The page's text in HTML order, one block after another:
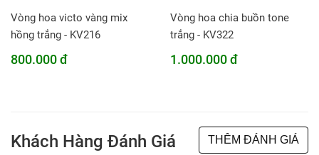
Vòng hoa victo vàng mix
hồng trắng - KV216
800.000 đ
Vòng hoa chia buồn tone
trắng - KV322
1.000.000 đ
Khách Hàng Đánh Giá THÊM ĐÁNH GIÁ